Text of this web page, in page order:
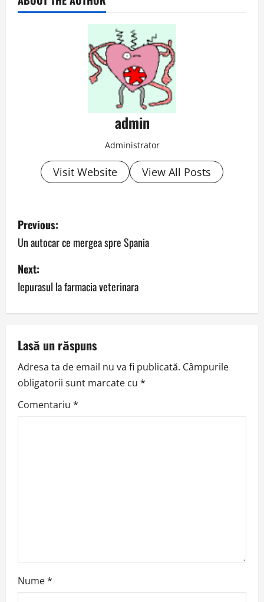
admin
Administrator
Visit Website View All Posts
P
o
s
t
n
a
v
i
g
Previous:
Un autocar ce mergea spre Spania
Next:
Iepurasul la farmacia veterinara
Lasă un răspuns
Adresa ta de email nu va fi publicată. Câmpurile
obligatorii sunt marcate cu *
Comentariu *
Nume*